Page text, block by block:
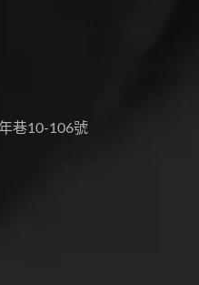
巷10-106號